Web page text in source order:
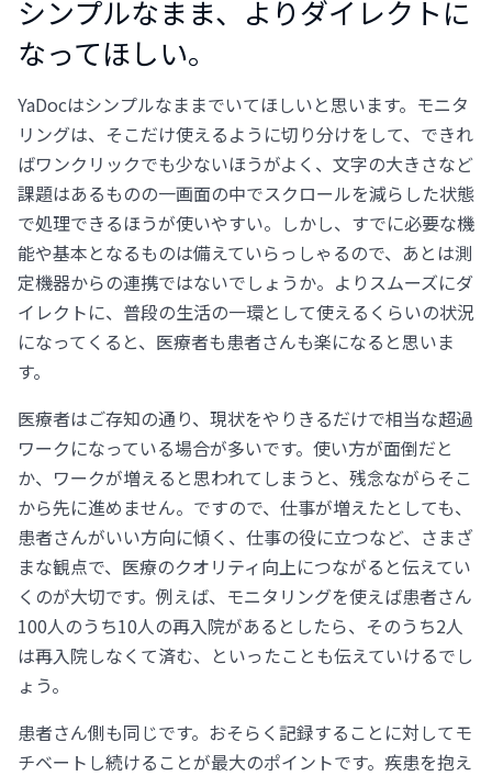
シンプルなまま、よりダイレクトに
なってほしい。
YaDocはシンプルなままでいてほしいと思います。モニタ
リングは、そこだけ使えるように切り分けをして、できれ
ばワンクリックでも少ないほうがよく、文字の大きさなど
課題はあるものの一画面の中でスクロールを減らした状態
で処理できるほうが使いやすい。しかし、すでに必要な機
能や基本となるものは備えていらっしゃるので、あとは測
定機器からの連携ではないでしょうか。よりスムーズにダ
イレクトに、普段の生活の一環として使えるくらいの状況
になってくると、医療者も患者さんも楽になると思いま
す。
医療者はご存知の通り、現状をやりきるだけで相当な超過
ワークになっている場合が多いです。使い方が面倒だと
か、ワークが増えると思われてしまうと、残念ながらそこ
から先に進めません。ですので、仕事が増えたとしても、
患者さんがいい方向に傾く、仕事の役に立つなど、さまざ
まな観点で、医療のクオリティ向上につながると伝えてい
くのが大切です。例えば、モニタリングを使えば患者さん
100人のうち10人の再入院があるとしたら、そのうち2人
は再入院しなくて済む、といったことも伝えていけるでし
ょう。
患者さん側も同じです。おそらく記録することに対してモ
チベートし続けることが最大のポイントです。疾患を抱え